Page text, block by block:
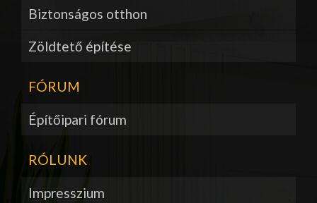
Biztonságos otthon
Zöldtető építése
FÓRUM
Építőipari fórum
RÓLUNK
Impresszium